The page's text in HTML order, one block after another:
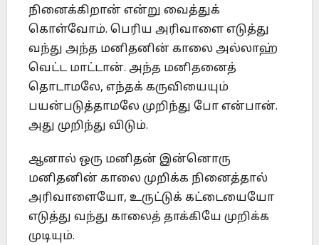
நினைக்கிறான் என்று வைத்துக்
கொள்வோம். பெரிய அரிவாளை எடுத்து
வந்து அந்த மனிதனின் காலை அல்லாஹ்
வெட்ட மாட்டான். அந்த மனிதனைத்
தொடாமலே, எந்தக் கருவியையும்
பயன்படுத்தாமலே முறிந்து போ என்பான்.
அது முறிந்து விடும்.
ஆனால் ஒரு மனிதன் இன்னொரு
மனிதனின் காலை முறிக்க நினைத்தால்
அரிவாளையோ, உருட்டுக் கட்டையையோ
எடுத்து வந்து காலைத் தாக்கியே முறிக்க
முடியும்.